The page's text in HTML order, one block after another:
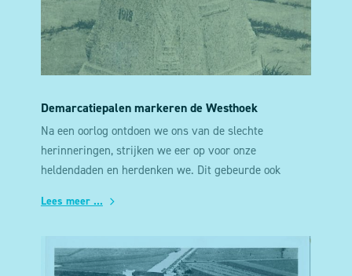
Demarcatiepalen markeren de Westhoek
Na een oorlog ontdoen we ons van de slechte
herinneringen, strijken we eer op voor onze
heldendaden en herdenken we. Dit gebeurde ook
Lees meer ...